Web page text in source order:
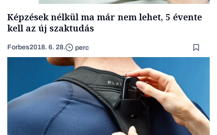
Képzések nélkül ma már nem lehet, 5 évente
kell az új szaktudás
Forbes2018. 6. 28. perc